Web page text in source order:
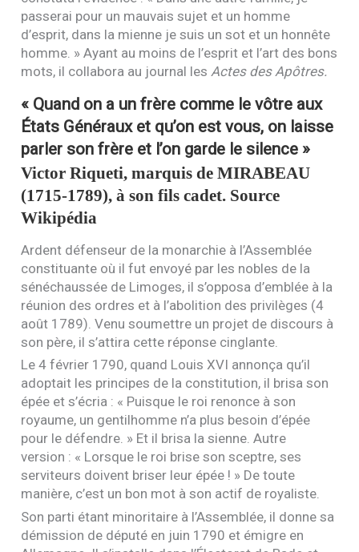
passerai pour un mauvais sujet et un homme
d’esprit, dans la mienne je suis un sot et un honnête
homme. » Ayant au moins de l’esprit et l’art des bons
mots, il collabora au journal lesActes des Apôtres.
« Quand on a un frère comme le vôtre aux
États Généraux et qu’on est vous, on laisse
parler son frère et l’on garde le silence »
Victor Riqueti, marquis deMIRABEAU
(1715-1789), à son fils cadet. Source
Wikipédia
Ardent défenseur de la monarchie à l’Assemblée
constituante où il fut envoyé par les nobles de la
sénéchaussée de Limoges, il s’opposa d’emblée à la
réunion des ordres et à l’abolition des privilèges (4
août 1789). Venu soumettre un projet de discours à
son père, il s’attira cette réponse cinglante.
Le 4 février 1790, quand LouisXVI annonça qu’il
adoptait les principes de la constitution, il brisa son
épée et s’écria : « Puisque le roi renonce à son
royaume, un gentilhomme n’a plus besoin d’épée
pour le défendre. » Et il brisa la sienne. Autre
version : « Lorsque le roi brise son sceptre, ses
serviteurs doivent briser leur épée ! » De toute
manière, c’est un bon mot à son actif de royaliste.
Son parti étant minoritaire à l’Assemblée, il donne sa
démission de député en juin 1790 et émigre en